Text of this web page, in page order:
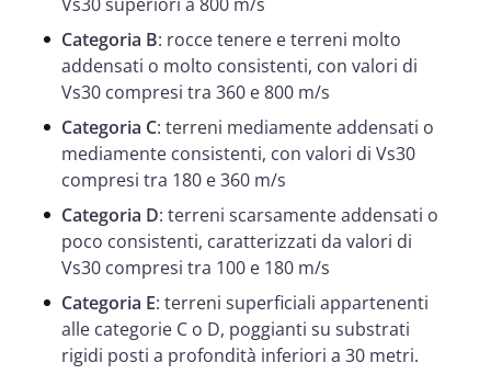
Categoria B: rocce tenere e terreni molto
addensati o molto consistenti, con valori di
Vs30 compresi tra 360 e 800 m/s
Categoria C: terreni mediamente addensati o
mediamente consistenti, con valori di Vs30
compresi tra 180 e 360 m/s
Categoria D: terreni scarsamente addensati o
poco consistenti, caratterizzati da valori di
Vs30 compresi tra 100 e 180 m/s
Categoria E: terreni superficiali appartenenti
alle categorie C o D, poggianti su substrati
rigidi posti a profondità inferiori a 30 metri.